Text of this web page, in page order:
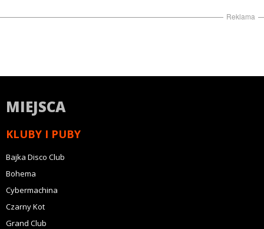
Reklama
MIEJSCA
KLUBY I PUBY
Bajka Disco Club
Bohema
Cybermachina
Czarny Kot
Grand Club